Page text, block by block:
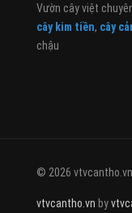
Vườn cây việt
cây kim tiền, cây
chậu
© 2026 vtvcantho.vn.
vtvcantho.vn by